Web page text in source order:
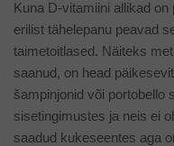
Kuna D-vitamiini allikad
erilist tähelepanu peavad
taimetoitlased. Näiteks
saanud, on head
šampinjonid või portobello
sisetingimustes ja neis ei
saadud kukeseentes aga